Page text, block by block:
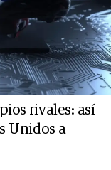
rivales: así
Unidos a